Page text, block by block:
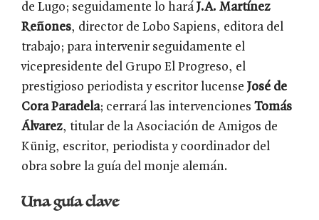
de Lugo; seguidamente lo hará J.A. Martínez
Reñones, director de Lobo Sapiens, editora del
trabajo; para intervenir seguidamente el
vicepresidente del Grupo El Progreso, el
prestigioso periodista y escritor lucense José de
Cora Paradela; cerrará las intervenciones Tomás
Álvarez, titular de la Asociación de Amigos de
Künig, escritor, periodista y coordinador del
obra sobre la guía del monje alemán.
Una guía clave